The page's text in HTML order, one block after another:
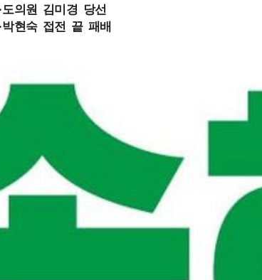
의원 김미경 당선
현숙 접전 끝 패배